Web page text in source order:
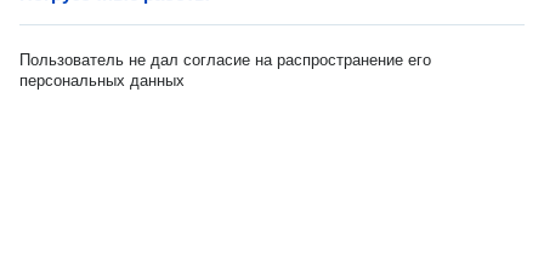
Пользователь не дал согласие на распространение его
персональных данных